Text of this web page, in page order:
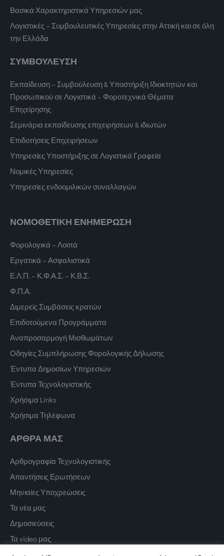
Βασικά Χαρακτηριστικά Υπηρεσιών μας
Λογιστικές – Συμβουλευτικές Υπηρεσίες στην Αττική και σε όλη
την Ελλάδα
ΣΥΜΒΟΥΛΕΥΣΗ
Εκπαίδευση – Συμβούλευση & Υποστήριξη Ιδιοκτητών και
Προσωπικού σε Λογιστικά – Φοροτεχνικά Θέματα
Επιχείρησης
Σεμινάρια εκπαίδευσης επιχειρήσεων & ιδιωτών
Επιδοτήσεις Επιχειρήσεων
Υπηρεσίες Υποστήριξης σε Λογιστικά Γραφεία
Νομικές Υπηρεσίες
Υπηρεσίες ενδοομιλικών συναλλαγών
ΝΟΜΟΘΕΤΙΚΗ ΕΝΗΜΕΡΩΣΗ
Φορολογικά – Λοιπά
Εργατικά – Ασφαλιστικά
Ε.Λ.Π. – Κ.Φ.Α.Σ. – Κ.Β.Σ.
Φ.Π.Α.
Διμερείς Συμβάσεις κρατών
Επιδοτούμενα Προγράμματα
Αναπροσαρμογή Μισθωμάτων
Οδηγίες Συμπλήρωσης Φορολογικής Δήλωσης
Έντυπα Δημοσίων Υπηρεσιών
Έντυπα Τεχνολογιστικής
Χρήσιμα Links
Χρήσιμα Τηλέφωνα
ΑΡΘΡΑ ΜΑΣ
Αρθρογραφία Τεχνολογιστικής
Απαντήσεις Ερωτήσεων
Μηνιαίες Υποχρεώσεις
Τα νέα μας
Δημοσιεύσεις
Τα video μας